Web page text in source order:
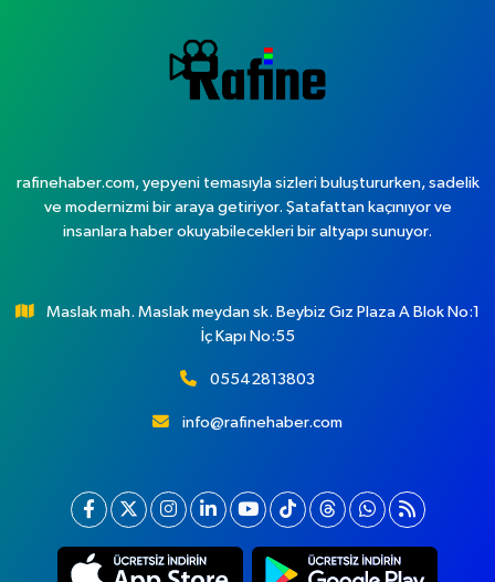
rafinehaber.com, yepyeni temasıyla sizleri buluştururken, sadelik
ve modernizmi bir araya getiriyor. Şatafattan kaçınıyor ve
insanlara haber okuyabilecekleri bir altyapı sunuyor.
Maslak mah. Maslak meydan sk. Beybiz Gız Plaza A Blok No:1
İç Kapı No:55
05542813803
info@rafinehaber.com